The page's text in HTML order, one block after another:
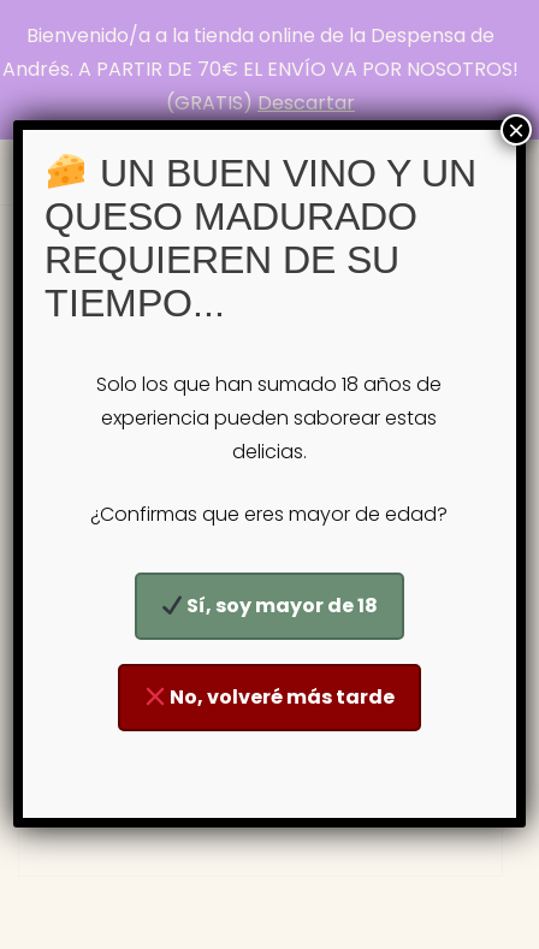
Bienvenido/a a la tienda online de la Despensa de
Andrés. A PARTIR DE 70€ EL ENVÍO VA POR NOSOTROS!
(GRATIS)Descartar
La Despensa de
Andrés
Pasión por el Queso
Inicio Tienda
CATAS DE QUESOS GUIADA
🗓 Sábado 7 de febrero
🗓 Sábado 7 de febrero
UN BUEN VINO Y UN
QUESO MADURADO
REQUIEREN DE SU
TIEMPO...
Solo los que han sumado 18 años de
experiencia pueden saborear estas
delicias.
¿Confirmas que eres mayor de edad?
Sí, soy mayor de 18
No, volveré más tarde
×